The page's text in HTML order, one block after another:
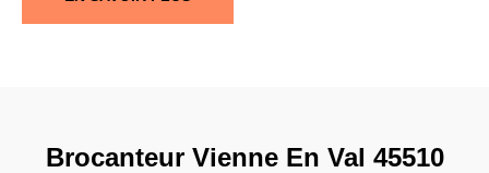
Brocanteur Vienne En Val 45510